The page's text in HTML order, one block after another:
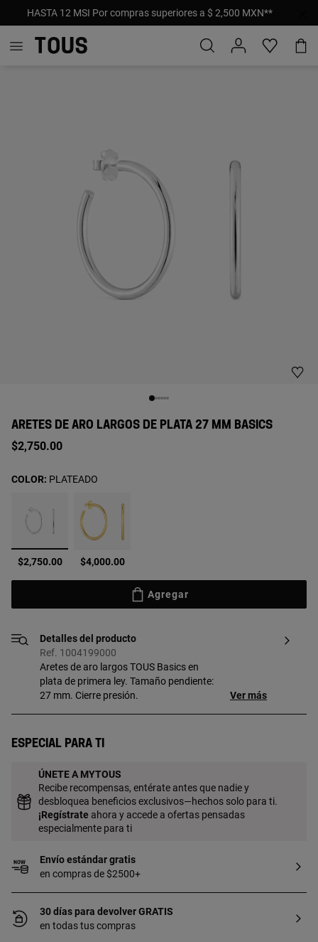
HASTA 12 MSI Por compras superiores a $ 2,500 MXN**
ARETES DE ARO LARGOS DE PLATA 27 MM BASICS
$2,750.00
seleccionado
$2,750.00 $4,000.00
COLOR: PLATEADO
Agregar
Detalles del producto
Ref. 1004199000
Aretes de aro largos TOUS Basics en
plata de primera ley. Tamaño pendiente:
27 mm. Cierre presión.
Ver más
Especial para ti
ÚNETE A MYTOUS
Recibe recompensas, entérate antes que nadie y
desbloquea beneficios exclusivos—hechos solo para ti.
¡Regístrate ahora y accede a ofertas pensadas
especialmente para ti
Envío estándar gratis
en compras de $2500+
30 días para devolver GRATIS
en todas tus compras